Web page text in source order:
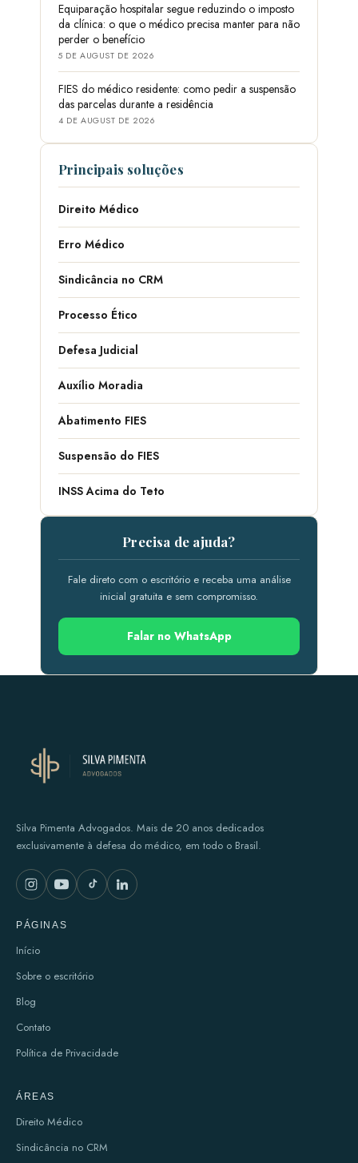
Equiparação hospitalar segue reduzindo o imposto
da clínica: o que o médico precisa manter para não
perder o benefício
5 DE AUGUST DE 2026
FIES do médico residente: como pedir a suspensão
das parcelas durante a residência
4 DE AUGUST DE 2026
Principais soluções
Direito Médico
Erro Médico
Sindicância no CRM
Processo Ético
Defesa Judicial
Auxílio Moradia
Abatimento FIES
Suspensão do FIES
INSS Acima do Teto
Precisa de ajuda?
Fale direto com o escritório e receba uma análise
inicial gratuita e sem compromisso.
Falar no WhatsApp
Silva Pimenta Advogados. Mais de 20 anos dedicados
exclusivamente à defesa do médico, em todo o Brasil.
PÁGINAS
Início
Sobre o escritório
Blog
Contato
Política de Privacidade
ÁREAS
Direito Médico
Sindicância no CRM